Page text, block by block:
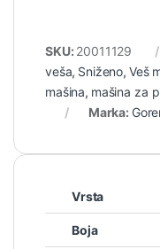
SKU: 20011129
veša, Sniženo, Veš
mašina, mašina za
Marka:
Vrsta
Boja